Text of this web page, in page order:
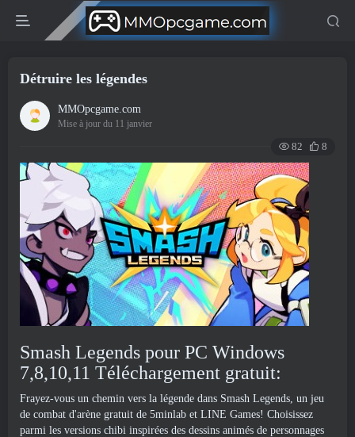
Détruire les légendes
MMOpcgame.com
Mise à jour du 11 janvier
82 8
Smash Legends pour PC Windows
7,8,10,11 Téléchargement gratuit:
Frayez-vous un chemin vers la légende dans Smash Legends, un jeu
de combat d'arène gratuit de 5minlab et LINE Games! Choisissez
parmi les versions chibi inspirées des dessins animés de personnages